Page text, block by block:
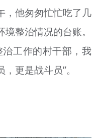
，他匆匆忙忙吃了几
整治情况的台账。
工作的村干部，我
更是战斗员”。